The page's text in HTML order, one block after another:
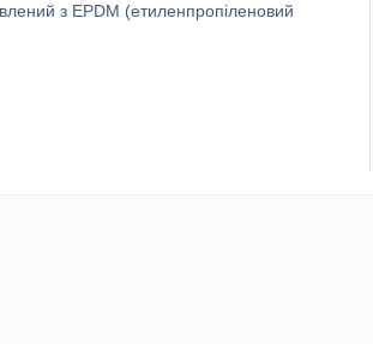
з EPDM (етиленпропіленовий